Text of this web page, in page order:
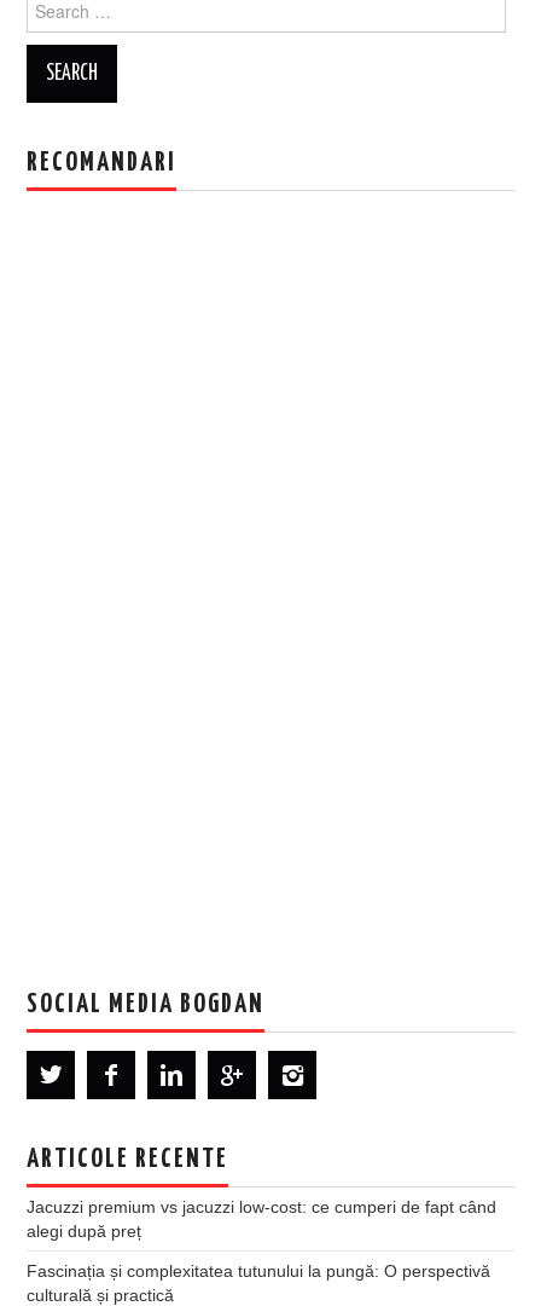
for:
RECOMANDARI
SOCIAL MEDIA BOGDAN
ARTICOLE RECENTE
Jacuzzi premium vs jacuzzi low-cost: ce cumperi de fapt când
alegi după preț
Fascinația și complexitatea tutunului la pungă: O perspectivă
culturală și practică